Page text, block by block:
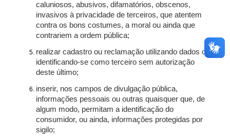
caluniosos, abusivos, difamatórios, obscenos,
invasivos à privacidade de terceiros, que atentem
contra os bons costumes, a moral ou ainda que
contrariem a ordem pública;
realizar cadastro ou reclamação utilizando dados ou
identificando-se como terceiro sem autorização
deste último;
inserir, nos campos de divulgação pública,
informações pessoais ou outras quaisquer que, de
algum modo, permitam a identificação do
consumidor, ou ainda, informações protegidas por
sigilo;